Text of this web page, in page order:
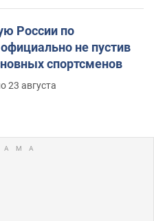
России по
не пустив
спортсменов
23 августа